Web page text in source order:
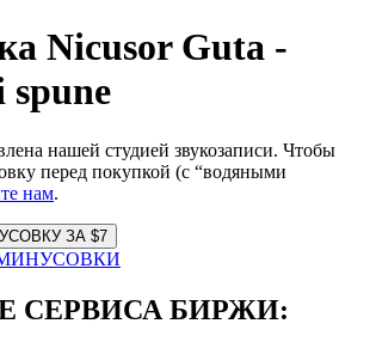
Nicusor Guta -
нашей студией звукозаписи. Чтобы
перед покупкой (с “водяными
нам.
СЕРВИСА БИРЖИ: